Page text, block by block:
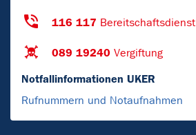
116 117 Bereitschaftsdienst
089 19240 Vergiftung
Notfallinformationen UKER
Rufnummern und Notaufnahmen